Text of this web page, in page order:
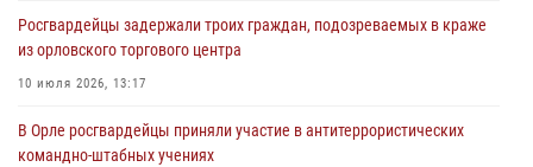
предоставлении госуслуг
03 августа 2026, 14:30
Росгвардейцы задержали троих граждан, подозреваемых в краже
из орловского торгового центра
10 июля 2026, 13:17
В Орле росгвардейцы приняли участие в антитеррористических
командно-штабных учениях